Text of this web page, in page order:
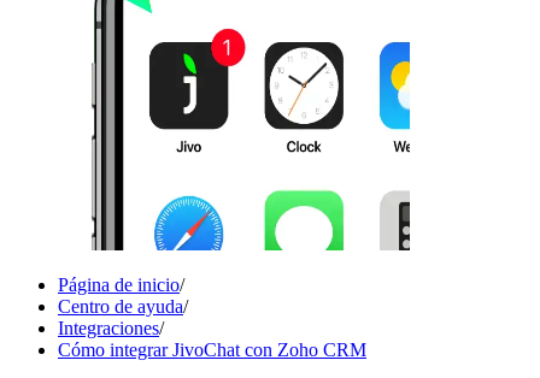
Página de inicio/
Centro de ayuda/
Integraciones/
Cómo integrar JivoChat con Zoho CRM